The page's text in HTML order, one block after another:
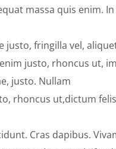
massa quis enim.
justo, fringilla vel,
justo, rhoncus ut,
justo. Nullam
rhoncus ut,dictum
Cras dapibus.